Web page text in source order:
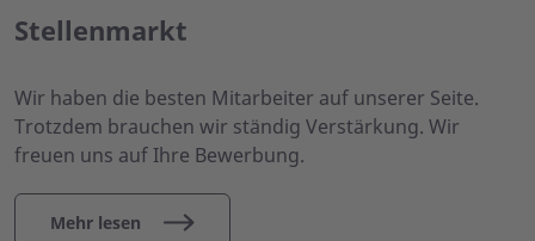
Stellenmarkt
Wir haben die besten Mitarbeiter auf unserer Seite.
Trotzdem brauchen wir ständig Verstärkung. Wir
freuen uns auf Ihre Bewerbung.
Mehr lesen